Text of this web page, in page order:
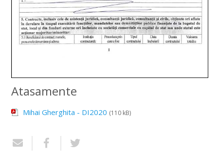
Atasamente
Mihai Gherghita - DI2020 (110 kB)